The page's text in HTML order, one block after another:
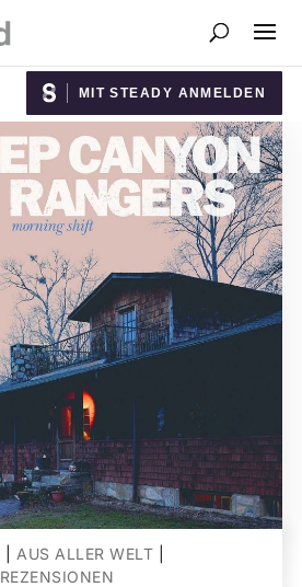
MIT STEADY ANMELDEN
AUS ALLER WELT
REZENSIONEN